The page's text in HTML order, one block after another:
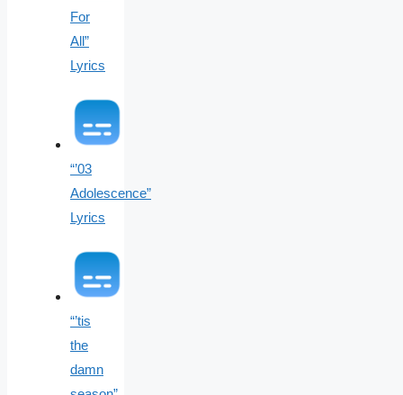
For
All”
Lyrics
“’03
Adolescence”
Lyrics
“’tis
the
damn